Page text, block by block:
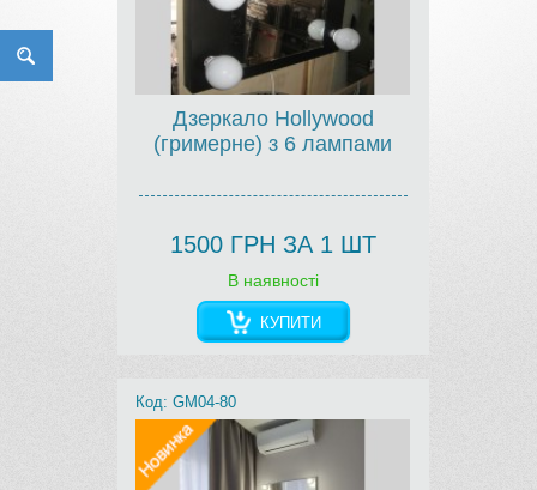
Дзеркало Hollywood
(гримерне) з 6 лампами
1500 ГРН ЗА 1 ШТ
В наявності
КУПИТИ
Код: GM04-80